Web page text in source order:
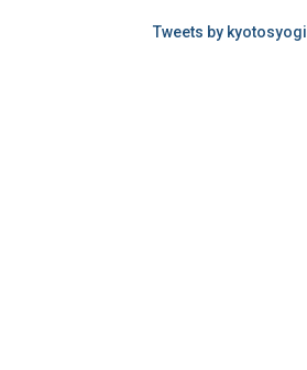
Tweets by kyotosyogi